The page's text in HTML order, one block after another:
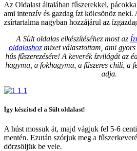
Az Oldalast általában fűszerekkel,
ami intenzív és gazdag ízt kölcsönöz neki.
zsírtartalma nagyban hozzájárul az
A Sült oldalas elkészítéséhez most az
oldalashozmixet választottam, ami gyors
hús fűszerezésére! A keverék ízvilágát az
hagyma, a fokhagyma, a fűszeres chili, a
adja.
Így készítsd el a Sült oldalast!
A húst mossuk át, majd vágjuk fel 5-6
mentén. Ezután szórjuk meg a
dörzsöljük be vele.